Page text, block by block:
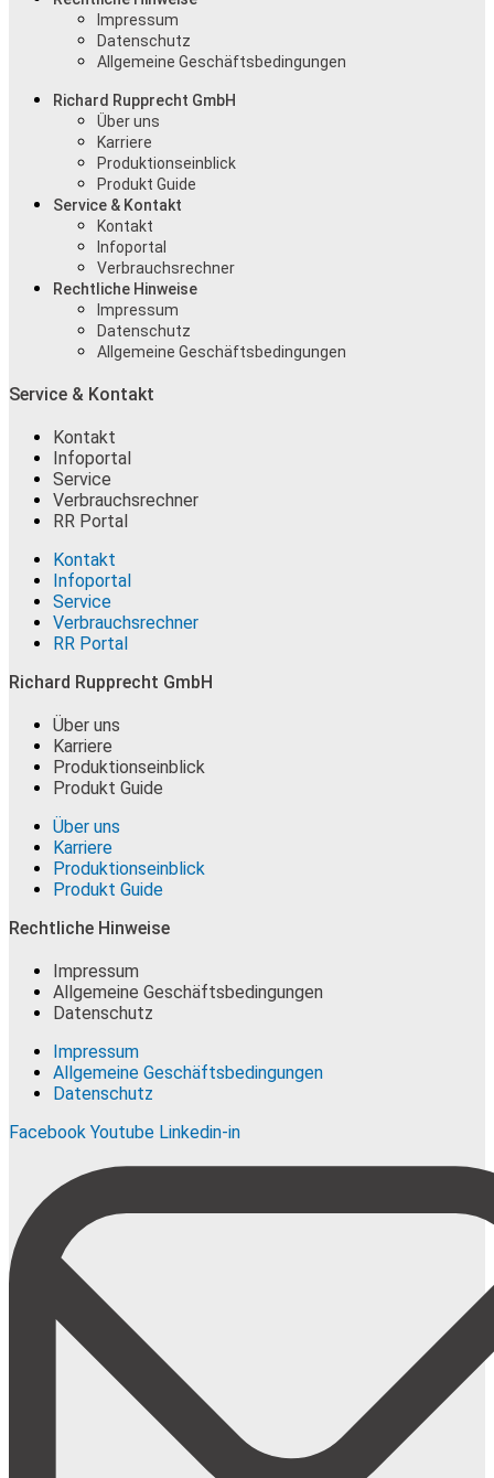
Impressum
Datenschutz
Allgemeine Geschäftsbedingungen
Richard Rupprecht GmbH
Über uns
Karriere
Produktionseinblick
Produkt Guide
Service & Kontakt
Kontakt
Infoportal
Verbrauchsrechner
Rechtliche Hinweise
Impressum
Datenschutz
Allgemeine Geschäftsbedingungen
Service & Kontakt
Kontakt
Infoportal
Service
Verbrauchsrechner
RR Portal
Kontakt
Infoportal
Service
Verbrauchsrechner
RR Portal
Richard Rupprecht GmbH
Über uns
Karriere
Produktionseinblick
Produkt Guide
Über uns
Karriere
Produktionseinblick
Produkt Guide
Rechtliche Hinweise
Impressum
Allgemeine Geschäftsbedingungen
Datenschutz
Impressum
Allgemeine Geschäftsbedingungen
Datenschutz
Facebook Youtube Linkedin-in